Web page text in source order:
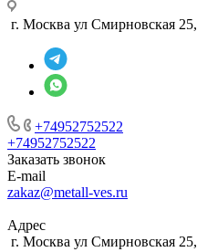
г. Москва ул Смирновская
+74952752522
+74952752522
Заказать звонок
E-mail
zakaz@metall-ves.ru
Адрес
г. Москва ул Смирновская